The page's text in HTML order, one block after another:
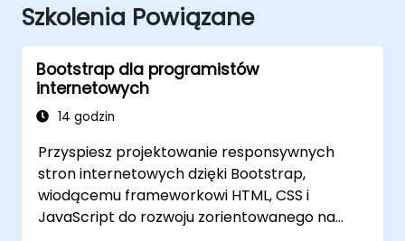
Szkolenia Powiązane
Bootstrap dla programistów
internetowych
14 godzin
Przyspiesz projektowanie responsywnych
stron internetowych dzięki Bootstrap,
wiodącemu frameworkowi HTML, CSS i
JavaScript do rozwoju zorientowanego na